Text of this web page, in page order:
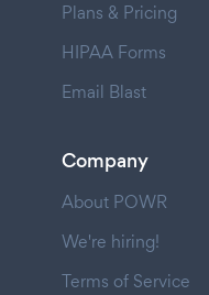
Plans & Pricing
HIPAA Forms
Email Blast
Company
About POWR
We're hiring!
Terms of Service